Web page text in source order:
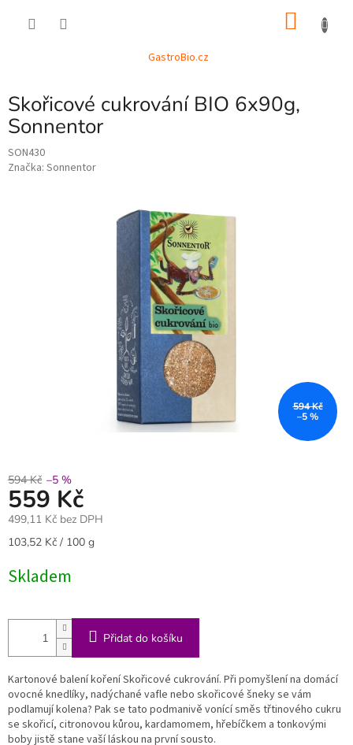
GastroBio.cz
Skořicové cukrování BIO 6x90g,
Sonnentor
SON430
Značka: Sonnentor
594 Kč
–5 %
594 Kč –5 %
559 Kč
499,11 Kč bez DPH
Měrná
103,52 Kč / 100 g
Skladem
Přidat do košíku
Kartonové balení koření Skořicové cukrování. Při pomyšlení na domácí
ovocné knedlíky, nadýchané vafle nebo skořicové šneky se vám
podlamují kolena? Pak se tato podmanivě vonící směs třtinového cukru
se skořicí, citronovou kůrou, kardamomem, hřebíčkem a tonkovými
boby jistě stane vaší láskou na první sousto.